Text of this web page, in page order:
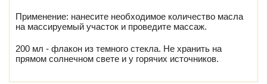
Применение: нанесите необходимое количество масла
на массируемый участок и проведите массаж.
200 мл - флакон из темного стекла. Не хранить на
прямом солнечном свете и у горячих источников.